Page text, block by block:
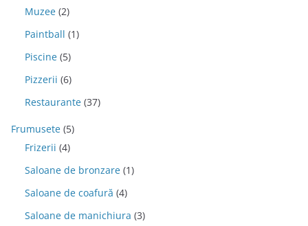
Muzee (2)
Paintball (1)
Piscine (5)
Pizzerii (6)
Restaurante (37)
Frumusete (5)
Frizerii (4)
Saloane de bronzare (1)
Saloane de coafură (4)
Saloane de manichiura (3)